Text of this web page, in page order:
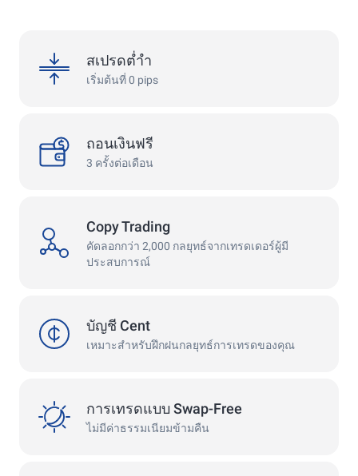
สเปรดต่ำำ
เริ่มต้นที่ 0 pips
ถอนเงินฟรี
3 ครั้งต่อเดือน
Copy Trading
คัดลอกกว่า 2,000 กลยุทธ์จากเทรดเดอร์ผู้มี
ประสบการณ์
บัญชี Cent
เหมาะสำหรับฝึกฝนกลยุทธ์การเทรดของคุณ
การเทรดแบบ Swap-Free
ไม่มีค่าธรรมเนียมข้ามคืน